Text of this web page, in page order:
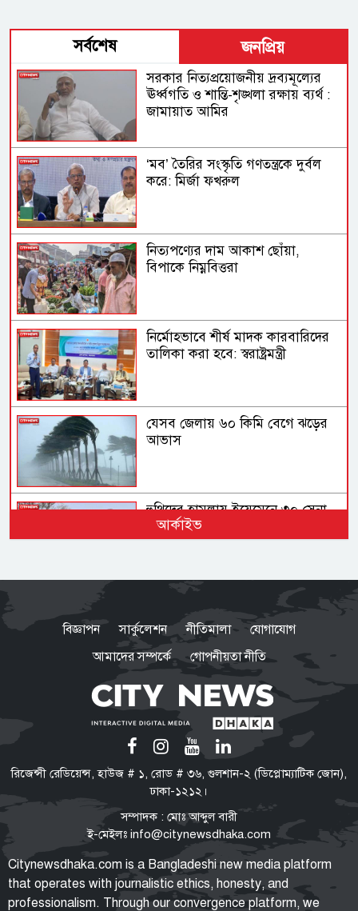
সর্বশেষ জনপ্রিয়
সরকার নিত্যপ্রয়োজনীয় দ্রব্যমূল্যের
ঊর্ধ্বগতি ও শান্তি-শৃঙ্খলা রক্ষায় ব্যর্থ :
জামায়াত আমির
‘মব’ তৈরির সংস্কৃতি গণতন্ত্রকে দুর্বল
করে: মির্জা ফখরুল
নিত্যপণ্যের দাম আকাশ ছোঁয়া,
বিপাকে নিম্নবিত্তরা
নির্মোহভাবে শীর্ষ মাদক কারবারিদের
তালিকা করা হবে: স্বরাষ্ট্রমন্ত্রী
যেসব জেলায় ৬০ কিমি বেগে ঝড়ের
আভাস
হুথিদের হামলায় ইয়েমেনে ৩০ সেনা
নিহত
বগুড়ায় সাতসকালে বাসচাপায় ৬
দিনমজুর নিহত
পাকিস্তান হাইকমিশনারের বাসভবনে
অগ্নিকাণ্ডের ঘটনার তদন্ত শুরু
ভিআইপি-সিআইপিও ছাড় পাবেন না:
কেন বিমানবন্দরে সবার তল্লাশি
বাধ্যতামূলক?
আর্কাইভ
বিজ্ঞাপন সার্কুলেশন নীতিমালা
যোগাযোগ
আমাদের সম্পর্কে
গোপনীয়তা নীতি
রিজেন্সী রেডিয়েন্স, হাউজ # ১, রোড # ৩৬, গুলশান-২ (ডিপ্লোম্যাটিক জোন),
ঢাকা-১২১২।
সম্পাদক : মোঃ আব্দুল বারী
ই-মেইলঃ info@citynewsdhaka.com
Citynewsdhaka.com is a Bangladeshi new media platform
that operates with journalistic ethics, honesty, and
professionalism. Through our convergence platform, we